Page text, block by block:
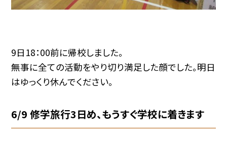
9日18：00前に帰校しました。
無事に全ての活動をやり切り満足した顔でした。明日
はゆっくり休んでください。
6/9 修学旅行3日め、もうすぐ学校に着きます